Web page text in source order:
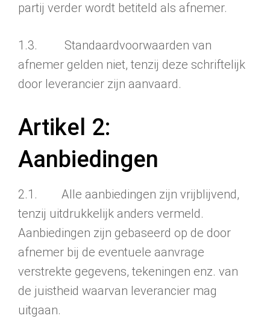
partij verder wordt betiteld als afnemer.
1.3. Standaardvoorwaarden van
afnemer gelden niet, tenzij deze schriftelijk
door leverancier zijn aanvaard.
Artikel 2:
Aanbiedingen
2.1. Alle aanbiedingen zijn vrijblijvend,
tenzij uitdrukkelijk anders ver­meld.
Aanbiedin­gen zijn gebaseerd op de door
afnemer bij de eventuele aanvrage
verstrekte gegevens, tekeningen enz. van
de juistheid waarvan leverancier mag
uitgaan.